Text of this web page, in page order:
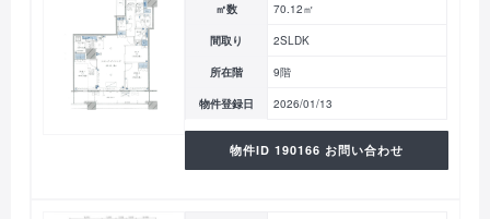
㎡数 70.12㎡
間取り 2SLDK
所在階 9階
物件登録日 2026/01/13
物件ID 190166 お問い合わせ